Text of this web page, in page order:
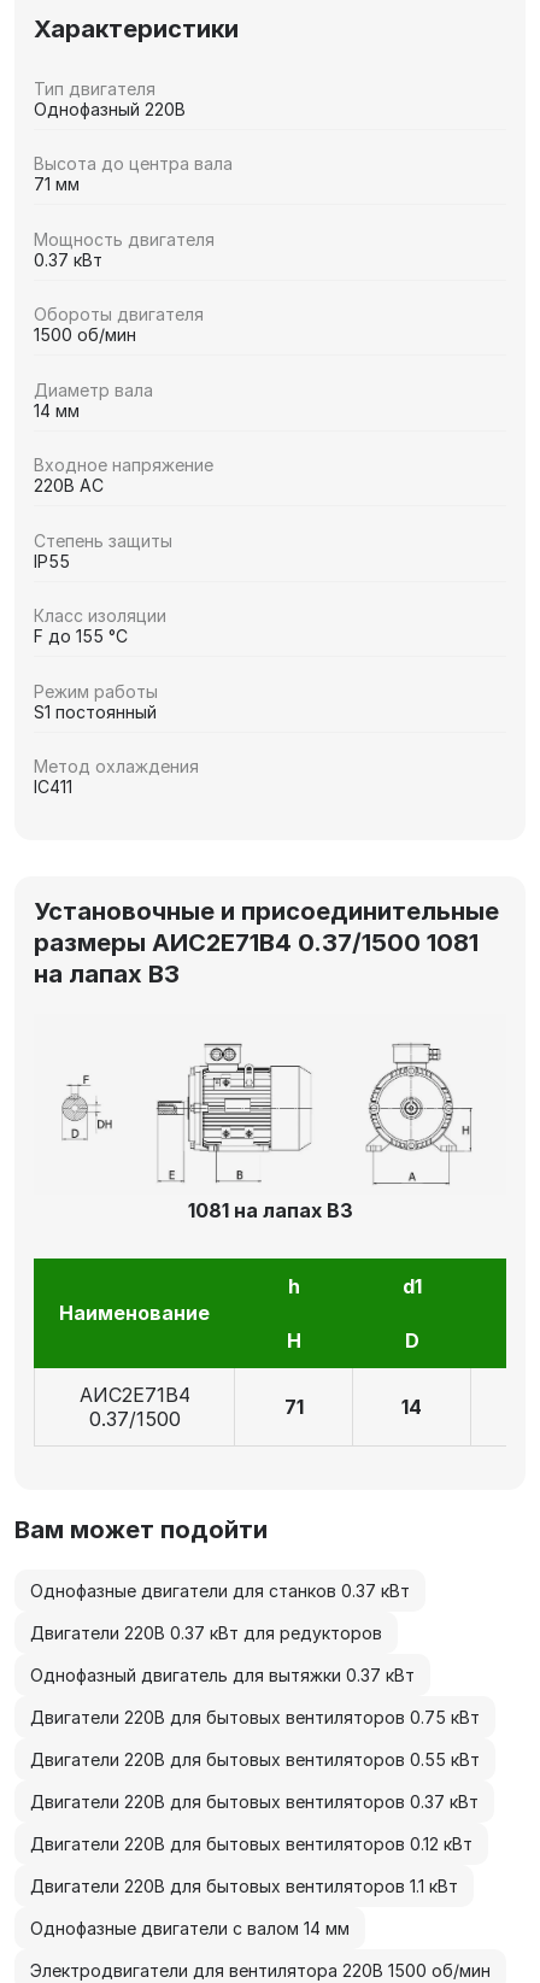
Характеристики
Тип двигателя
Однофазный 220В
Высота до центра вала
71 мм
Мощность двигателя
0.37 кВт
Обороты двигателя
1500 об/мин
Диаметр вала
14 мм
Входное напряжение
220В AC
Степень защиты
IP55
Класс изоляции
F до 155 °C
Режим работы
S1 постоянный
Метод охлаждения
IC411
Установочные и присоединительные
размеры АИС2Е71В4 0.37/1500 1081
на лапах В3
1081 на лапах В3
Наименование
h d1
H D
АИС2Е71В4
0.37/1500
71 14
Вам может подойти
Однофазные двигатели для станков 0.37 кВт
Двигатели 220В 0.37 кВт для редукторов
Однофазный двигатель для вытяжки 0.37 кВт
Двигатели 220В для бытовых вентиляторов 0.75 кВт
Двигатели 220В для бытовых вентиляторов 0.55 кВт
Двигатели 220В для бытовых вентиляторов 0.37 кВт
Двигатели 220В для бытовых вентиляторов 0.12 кВт
Двигатели 220В для бытовых вентиляторов 1.1 кВт
Однофазные двигатели с валом 14 мм
Электродвигатели для вентилятора 220В 1500 об/мин